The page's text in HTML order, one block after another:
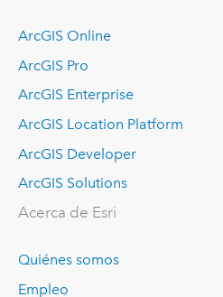
ArcGIS Online
ArcGIS Pro
ArcGIS Enterprise
ArcGIS Location Platform
ArcGIS Developer
ArcGIS Solutions
Acerca de Esri
Quiénes somos
Empleo